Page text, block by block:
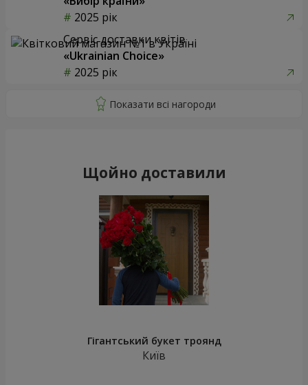
2025 рік
Сервіс доставки квітів
«Ukrainian Choice»
2025 рік
Щойно доставили
Гігантський букет троянд
Київ